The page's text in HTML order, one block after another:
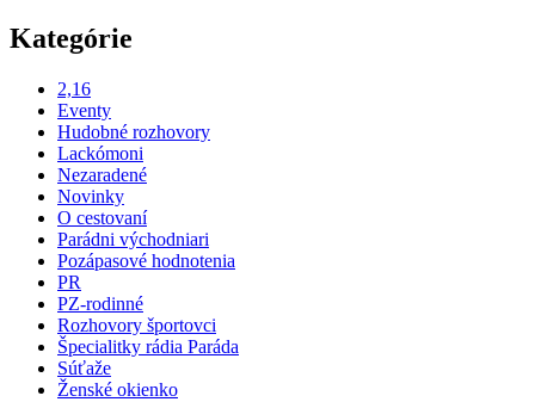
Kategórie
2,16
Eventy
Hudobné rozhovory
Lackómoni
Nezaradené
Novinky
O cestovaní
Parádni východniari
Pozápasové hodnotenia
PR
PZ-rodinné
Rozhovory športovci
Špecialitky rádia Paráda
Súťaže
Ženské okienko